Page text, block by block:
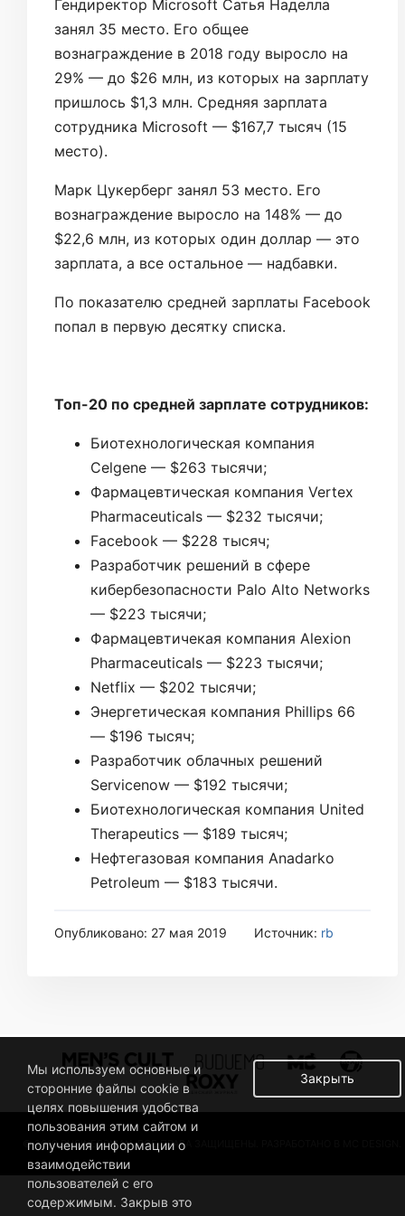
Гендиректор Microsoft Сатья Наделла
занял 35 место. Его общее
вознаграждение в 2018 году выросло на
29% — до $26 млн, из которых на зарплату
пришлось $1,3 млн. Средняя зарплата
сотрудника Microsoft — $167,7 тысяч (15
место).
Марк Цукерберг занял 53 место. Его
вознаграждение выросло на 148% — до
$22,6 млн, из которых один доллар — это
зарплата, а все остальное — надбавки.
По показателю средней зарплаты Facebook
попал в первую десятку списка.
Топ-20 по средней зарплате сотрудников:
Биотехнологическая компания
Celgene — $263 тысячи;
Фармацевтическая компания Vertex
Pharmaceuticals — $232 тысячи;
Facebook — $228 тысяч;
Разработчик решений в сфере
кибербезопасности Palo Alto Networks
— $223 тысячи;
Фармацевтичекая компания Alexion
Pharmaceuticals — $223 тысячи;
Netflix — $202 тысячи;
Энергетическая компания Phillips 66
— $196 тысяч;
Разработчик облачных решений
Servicenow — $192 тысячи;
Биотехнологическая компания United
Therapeutics — $189 тысяч;
Нефтегазовая компания Anadarko
Petroleum — $183 тысячи.
Опубликовано: 27 мая 2019 Источник: rb
© 2019 BUSINESSMAN. ВСЕ ПРАВА ЗАЩИЩЕНЫ. РАЗРАБОТАНО В MC DESIGN.
Закрыть
Мы используем основные и
сторонние файлы cookie в
целях повышения удобства
пользования этим сайтом и
получения информации о
взаимодействии
пользователей с его
содержимым. Закрыв это